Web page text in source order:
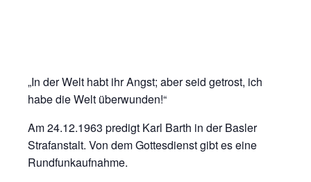
„In der Welt habt ihr Angst; aber seid getrost, ich
habe die Welt überwunden!“
Am 24.12.1963 predigt Karl Barth in der Basler
Strafanstalt. Von dem Gottesdienst gibt es eine
Rundfunkaufnahme.